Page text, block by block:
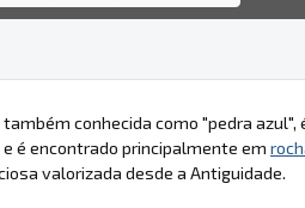
também conhecida como "pedra
é encontrado principalmente em
valorizada desde a Antiguidade.